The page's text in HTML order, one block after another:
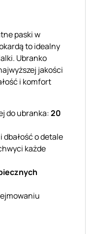
paski w
to idealny
Ubranko
jakości
i komfort
do ubranka:20
o detale
każde